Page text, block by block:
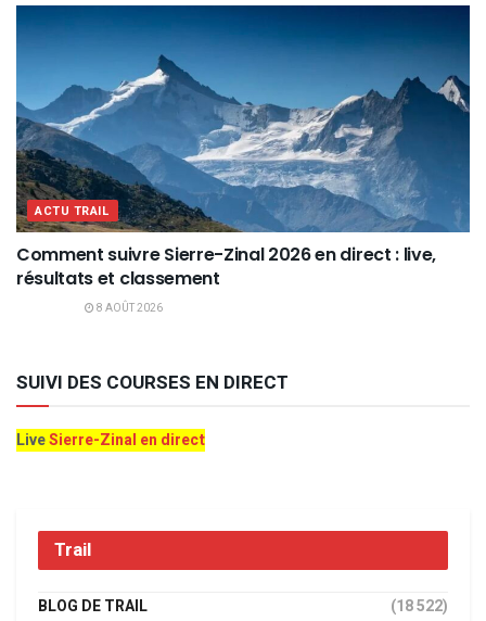
ACTU TRAIL
Comment suivre Sierre-Zinal 2026 en direct : live,
résultats et classement
8 AOÛT 2026
SUIVI DES COURSES EN DIRECT
LiveSierre-Zinal en direct
Trail
BLOG DE TRAIL (18 522)